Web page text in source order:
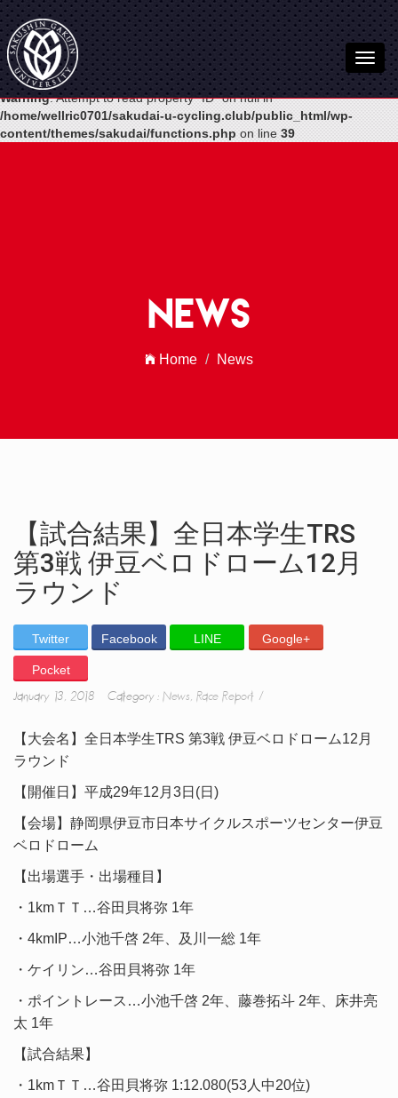
Warning: Undefined variable $post in/home/wellric0701/sakudai-u-
cycling.club/public_html/wp-
content/themes/sakudai/functions.phpon line 54
Warning: Attempt to read property "ID" on null in
/home/wellric0701/sakudai-u-cycling.club/public_html/wp-
content/themes/sakudai/functions.php on line 39
News
Home News
【試合結果】全日本学生TRS
第3戦 伊豆ベロドローム12月
ラウンド
Twitter Facebook LINE Google+
Pocket
January 13, 2018 Category : News, Race Report
【大会名】全日本学生TRS 第3戦 伊豆ベロドローム12月
ラウンド
【開催日】平成29年12月3日(日)
【会場】静岡県伊豆市日本サイクルスポーツセンター伊豆
ベロドローム
【出場選手・出場種目】
・1kmＴＴ…谷田貝将弥 1年
・4kmIP…小池千啓 2年、及川一総 1年
・ケイリン…谷田貝将弥 1年
・ポイントレース…小池千啓 2年、藤巻拓斗 2年、床井亮
太 1年
【試合結果】
・1kmＴＴ…谷田貝将弥 1:12.080(53人中20位)